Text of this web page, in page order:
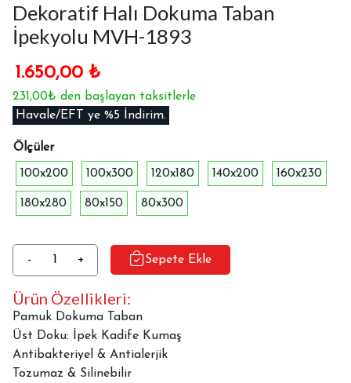
Dekoratif Halı Dokuma Taban
İpekyolu MVH-1893
1.650,00 ₺
231,00₺ den başlayan taksitlerle
Havale/EFT ye %5 İndirim.
Ölçüler
100x200 100x300 120x180 140x200 160x230
180x280 80x150 80x300
-
Dekoratif
Halı
Dokuma
Taban
İpekyolu
MVH-
1893
+ Sepete Ekle
Ürün Özellikleri:
Pamuk Dokuma Taban
Üst Doku: İpek Kadife Kumaş
Antibakteriyel & Antialerjik
Tozumaz & Silinebilir